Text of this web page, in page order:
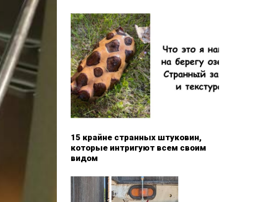
15 крайне странных штуковин,
которые интригуют всем своим
видом